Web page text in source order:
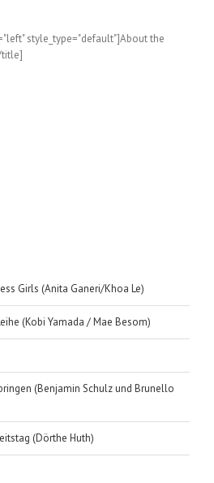
style_type="default"]About the
Girls (Anita Ganeri/Khoa Le)
(Kobi Yamada / Mae Besom)
(Benjamin Schulz und Brunello
(Dörthe Huth)